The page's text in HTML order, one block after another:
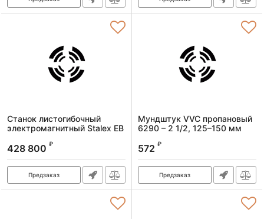
Станок листогибочный
электромагнитный Stalex EB
Артикул: 373404
428 800 ₽
Предзаказ
Мундштук VVC пропановый
6290 – 2 1/2, 125–150 мм
Артикул:
572 ₽
Предзаказ